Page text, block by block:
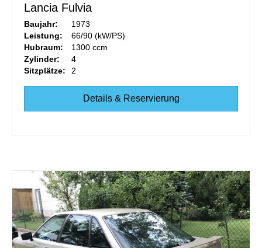
Lancia Fulvia
Baujahr:
1973
Leistung:
66/90 (kW/PS)
Hubraum:
1300 ccm
Zylinder:
4
Sitzplätze:
2
Details & Reservierung